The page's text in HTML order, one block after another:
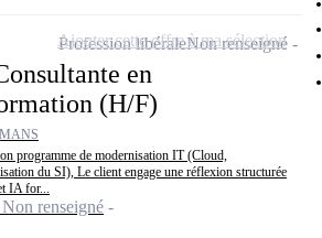
en
(H/F)
programme de modernisation IT (Cloud,
du SI), Le client engage une réflexion structurée
IA for...
renseigné
Profession libéraleNon renseigné
Ajouter cette offre à ma sélection